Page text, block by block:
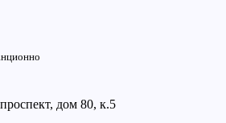
дом 80, к.5